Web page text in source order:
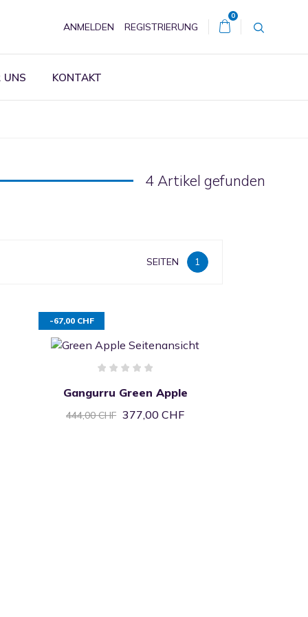
ANMELDEN REGISTRIERUNG
0
UNS KONTAKT
4 Artikel gefunden
SEITEN 1
-67,00 CHF
Gangurru Green Apple
444,00 CHF 377,00 CHF